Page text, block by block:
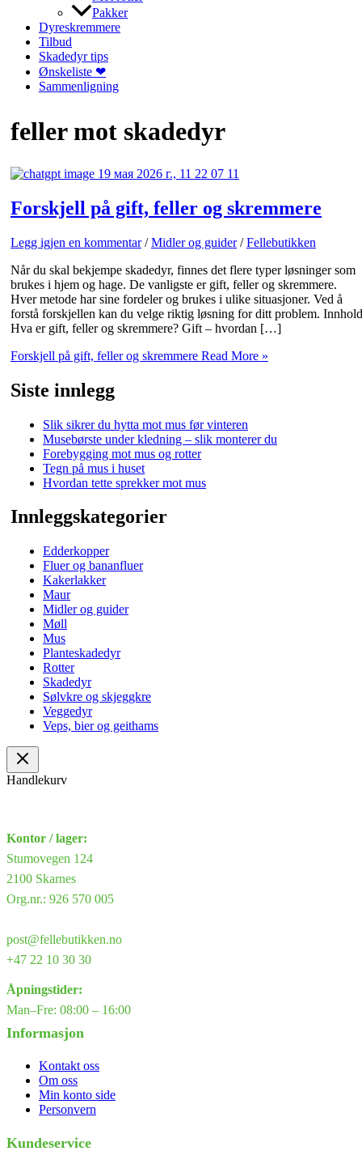
Pakker
Dyreskremmere
Tilbud
Skadedyr tips
Ønskeliste ❤
Sammenligning
feller mot skadedyr
Forskjell på gift, feller og skremmere
Legg igjen en kommentar /Midler og guider/Fellebutikken
Når du skal bekjempe skadedyr, finnes det flere typer løsninger som
brukes i hjem og hage. De vanligste er gift, feller og skremmere.
Hver metode har sine fordeler og brukes i ulike situasjoner. Ved å
forstå forskjellen kan du velge riktig løsning for ditt problem. Innhold
Hva er gift, feller og skremmere? Gift – hvordan […]
Forskjell på gift, feller og skremmere Read More »
Siste innlegg
Slik sikrer du hytta mot mus før vinteren
Musebørste under kledning – slik monterer du
Forebygging mot mus og rotter
Tegn på mus i huset
Hvordan tette sprekker mot mus
Innleggskategorier
Edderkopper
Fluer og bananfluer
Kakerlakker
Maur
Midler og guider
Møll
Mus
Planteskadedyr
Rotter
Skadedyr
Sølvkre og skjeggkre
Veggedyr
Veps, bier og geithams
Handlekurv
Kontor / lager:
Stumovegen 124
2100 Skarnes
Org.nr.: 926 570 005
post@fellebutikken.no
+47 22 10 30 30
Åpningstider:
Man–Fre: 08:00 – 16:00
Informasjon
Kontakt oss
Om oss
Min konto side
Personvern
Kundeservice